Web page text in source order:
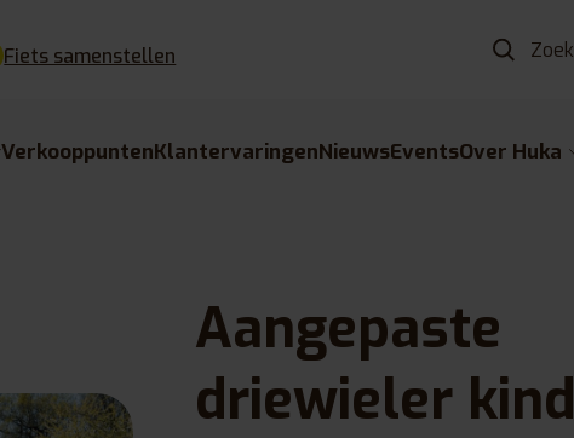
Fiets samenstellen
VerkooppuntenKlantervaringenNieuwsEventsOver Huka
Aangepaste
driewieler kind